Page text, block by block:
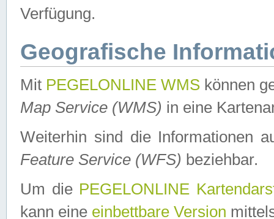
Verfügung.
Geografische
Mit PEGELONLINE WMS können
Map Service (WMS) in eine
Weiterhin sind die Informationen
Feature Service (WFS) beziehbar.
Um die PEGELONLINE
kann eine einbettbare Version